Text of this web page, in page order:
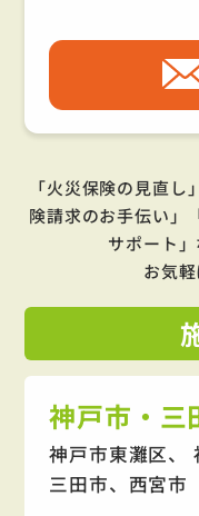
「火災保険の見直
険請求のお手伝い」
サポート」
お気
神戸市・三
神戸市東灘区、
三田市、西宮市